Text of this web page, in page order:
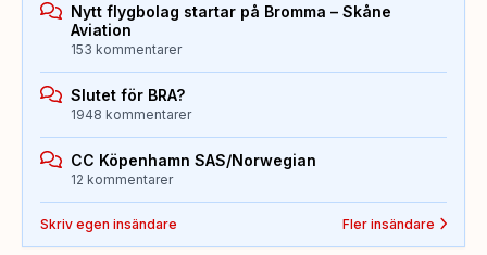
Nytt flygbolag startar på Bromma – Skåne
Aviation
153 kommentarer
Slutet för BRA?
1948 kommentarer
CC Köpenhamn SAS/Norwegian
12 kommentarer
Skriv egen insändare Fler insändare